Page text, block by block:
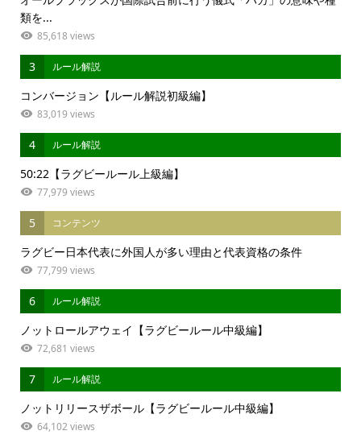
類を...
85,618 views
3 ルール解説
コンバージョン【ルール解説初級編】
83,019 views
4 ルール解説
50:22【ラグビールール上級編】
77,979 views
5 コンテンツ
ラグビー日本代表に外国人が多い理由と代表資格の条件
77,799 views
6 ルール解説
ノットロールアウェイ【ラグビールール中級編】
72,681 views
7 ルール解説
ノットリリースザボール【ラグビールール中級編】
64,102 views